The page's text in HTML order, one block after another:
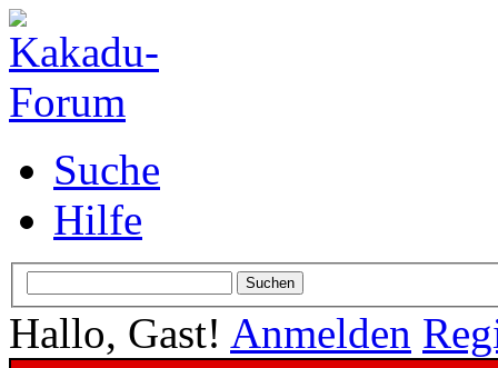
Suche
Hilfe
Hallo, Gast! Anmelden